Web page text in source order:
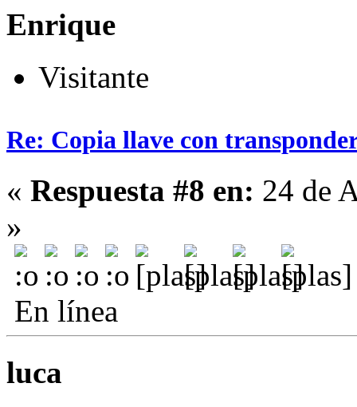
Enrique
Visitante
Re: Copia llave con
« Respuesta #8 en: 24 de
»
En línea
luca